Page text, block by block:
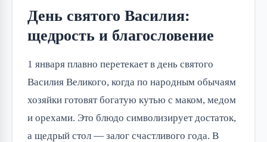
День святого Василия:
щедрость и благословение
1 января плавно перетекает в день святого
Василия Великого, когда по народным обычаям
хозяйки готовят богатую кутью с маком, медом
и орехами. Это блюдо символизирует достаток,
а щедрый стол — залог счастливого года. В